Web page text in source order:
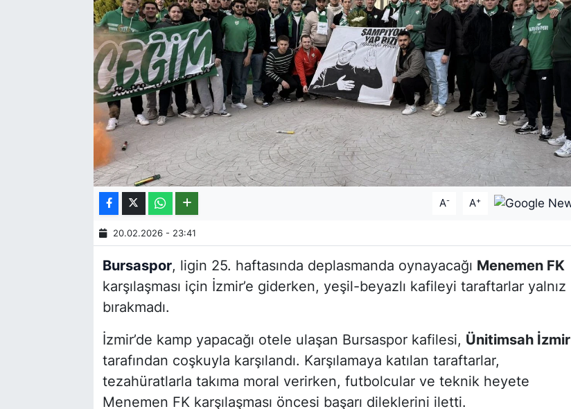
A- A+
20.02.2026 - 23:41
Bursaspor, ligin 25. haftasında deplasmanda oynayacağı Menemen FK
karşılaşması için İzmir’e giderken, yeşil-beyazlı kafileyi taraftarlar yalnız
bırakmadı.
İzmir’de kamp yapacağı otele ulaşan Bursaspor kafilesi, Ünitimsah İzmir
tarafından coşkuyla karşılandı. Karşılamaya katılan taraftarlar,
tezahüratlarla takıma moral verirken, futbolcular ve teknik heyete
Menemen FK karşılaşması öncesi başarı dileklerini iletti.